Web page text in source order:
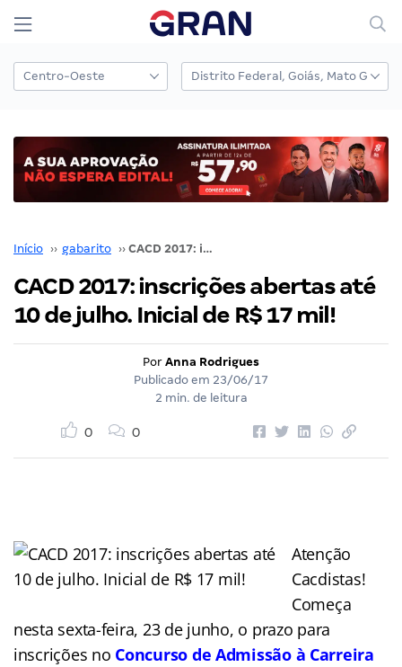
Início ›› gabarito ›› CACD 2017: inscrições abertas até 10 de julho. Inicial de R$ 17 mil!
CACD 2017: inscrições abertas até
10 de julho. Inicial de R$ 17 mil!
Por Anna Rodrigues
Publicado em 23/06/17
2 min. de leitura
0 0
Atenção
Cacdistas!
Começa
nesta sexta-feira, 23 de junho, o prazo para
inscrições no Concurso de Admissão à Carreira